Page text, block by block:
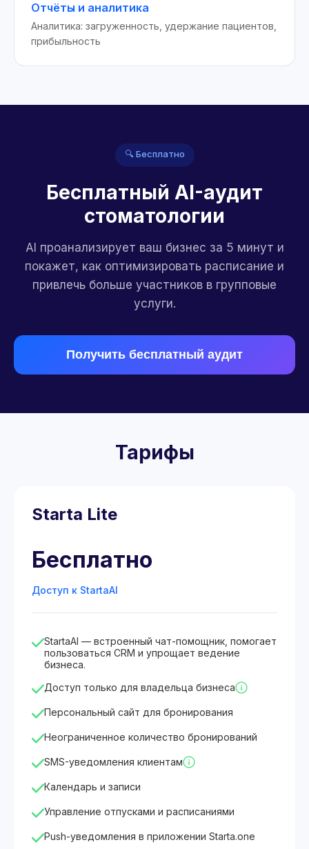
Отчёты и аналитика
Аналитика: загруженность, удержание пациентов,
прибыльность
🔍 Бесплатно
Бесплатный AI-аудит
стоматологии
AI проанализирует ваш бизнес за 5 минут и
покажет, как оптимизировать расписание и
привлечь больше участников в групповые
услуги.
Получить бесплатный аудит
Тарифы
Starta Lite
Бесплатно
Доступ к StartaAI
StartaAI — встроенный чат-помощник, помогает
пользоваться CRM и упрощает ведение
бизнеса.
Доступ только для владельца бизнеса
Персональный сайт для бронирования
Неограниченное количество бронирований
SMS-уведомления клиентам
Календарь и записи
Управление отпусками и расписаниями
Push-уведомления в приложении Starta.one